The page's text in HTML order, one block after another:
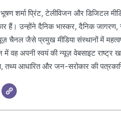
शर्मा प्रिंट, टेलीविजन और डिजिटल
हैं। उन्होंने दैनिक भास्कर, दैनिक जागरण,
चैनल जैसे प्रमुख मीडिया संस्थानों में
में वह अपनी स्वयं की न्यूज़ वेबसाइट
तथ्य आधारित और जन-सरोकार की